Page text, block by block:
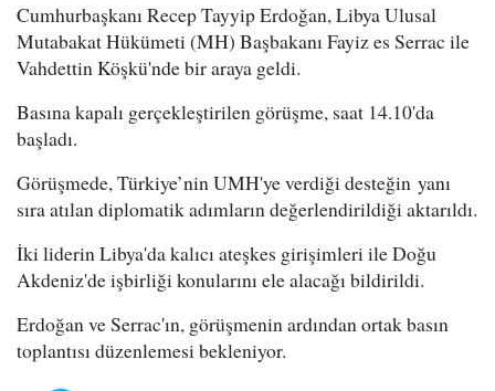
Cumhurbaşkanı Recep Tayyip Erdoğan, Libya Ulusal
Mutabakat Hükümeti (MH) Başbakanı Fayiz es Serrac ile
Vahdettin Köşkü'nde bir araya geldi.
Basına kapalı gerçekleştirilen görüşme, saat 14.10'da
başladı.
Görüşmede, Türkiye’nin UMH'ye verdiği desteğin yanı
sıra atılan diplomatik adımların değerlendirildiği aktarıldı.
İki liderin Libya'da kalıcı ateşkes girişimleri ile Doğu
Akdeniz'de işbirliği konularını ele alacağı bildirildi.
Erdoğan ve Serrac'ın, görüşmenin ardından ortak basın
toplantısı düzenlemesi bekleniyor.